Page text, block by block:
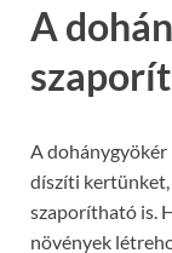
A
A dohánygyökér
díszíti kertünket,
szaporítható is.
növények